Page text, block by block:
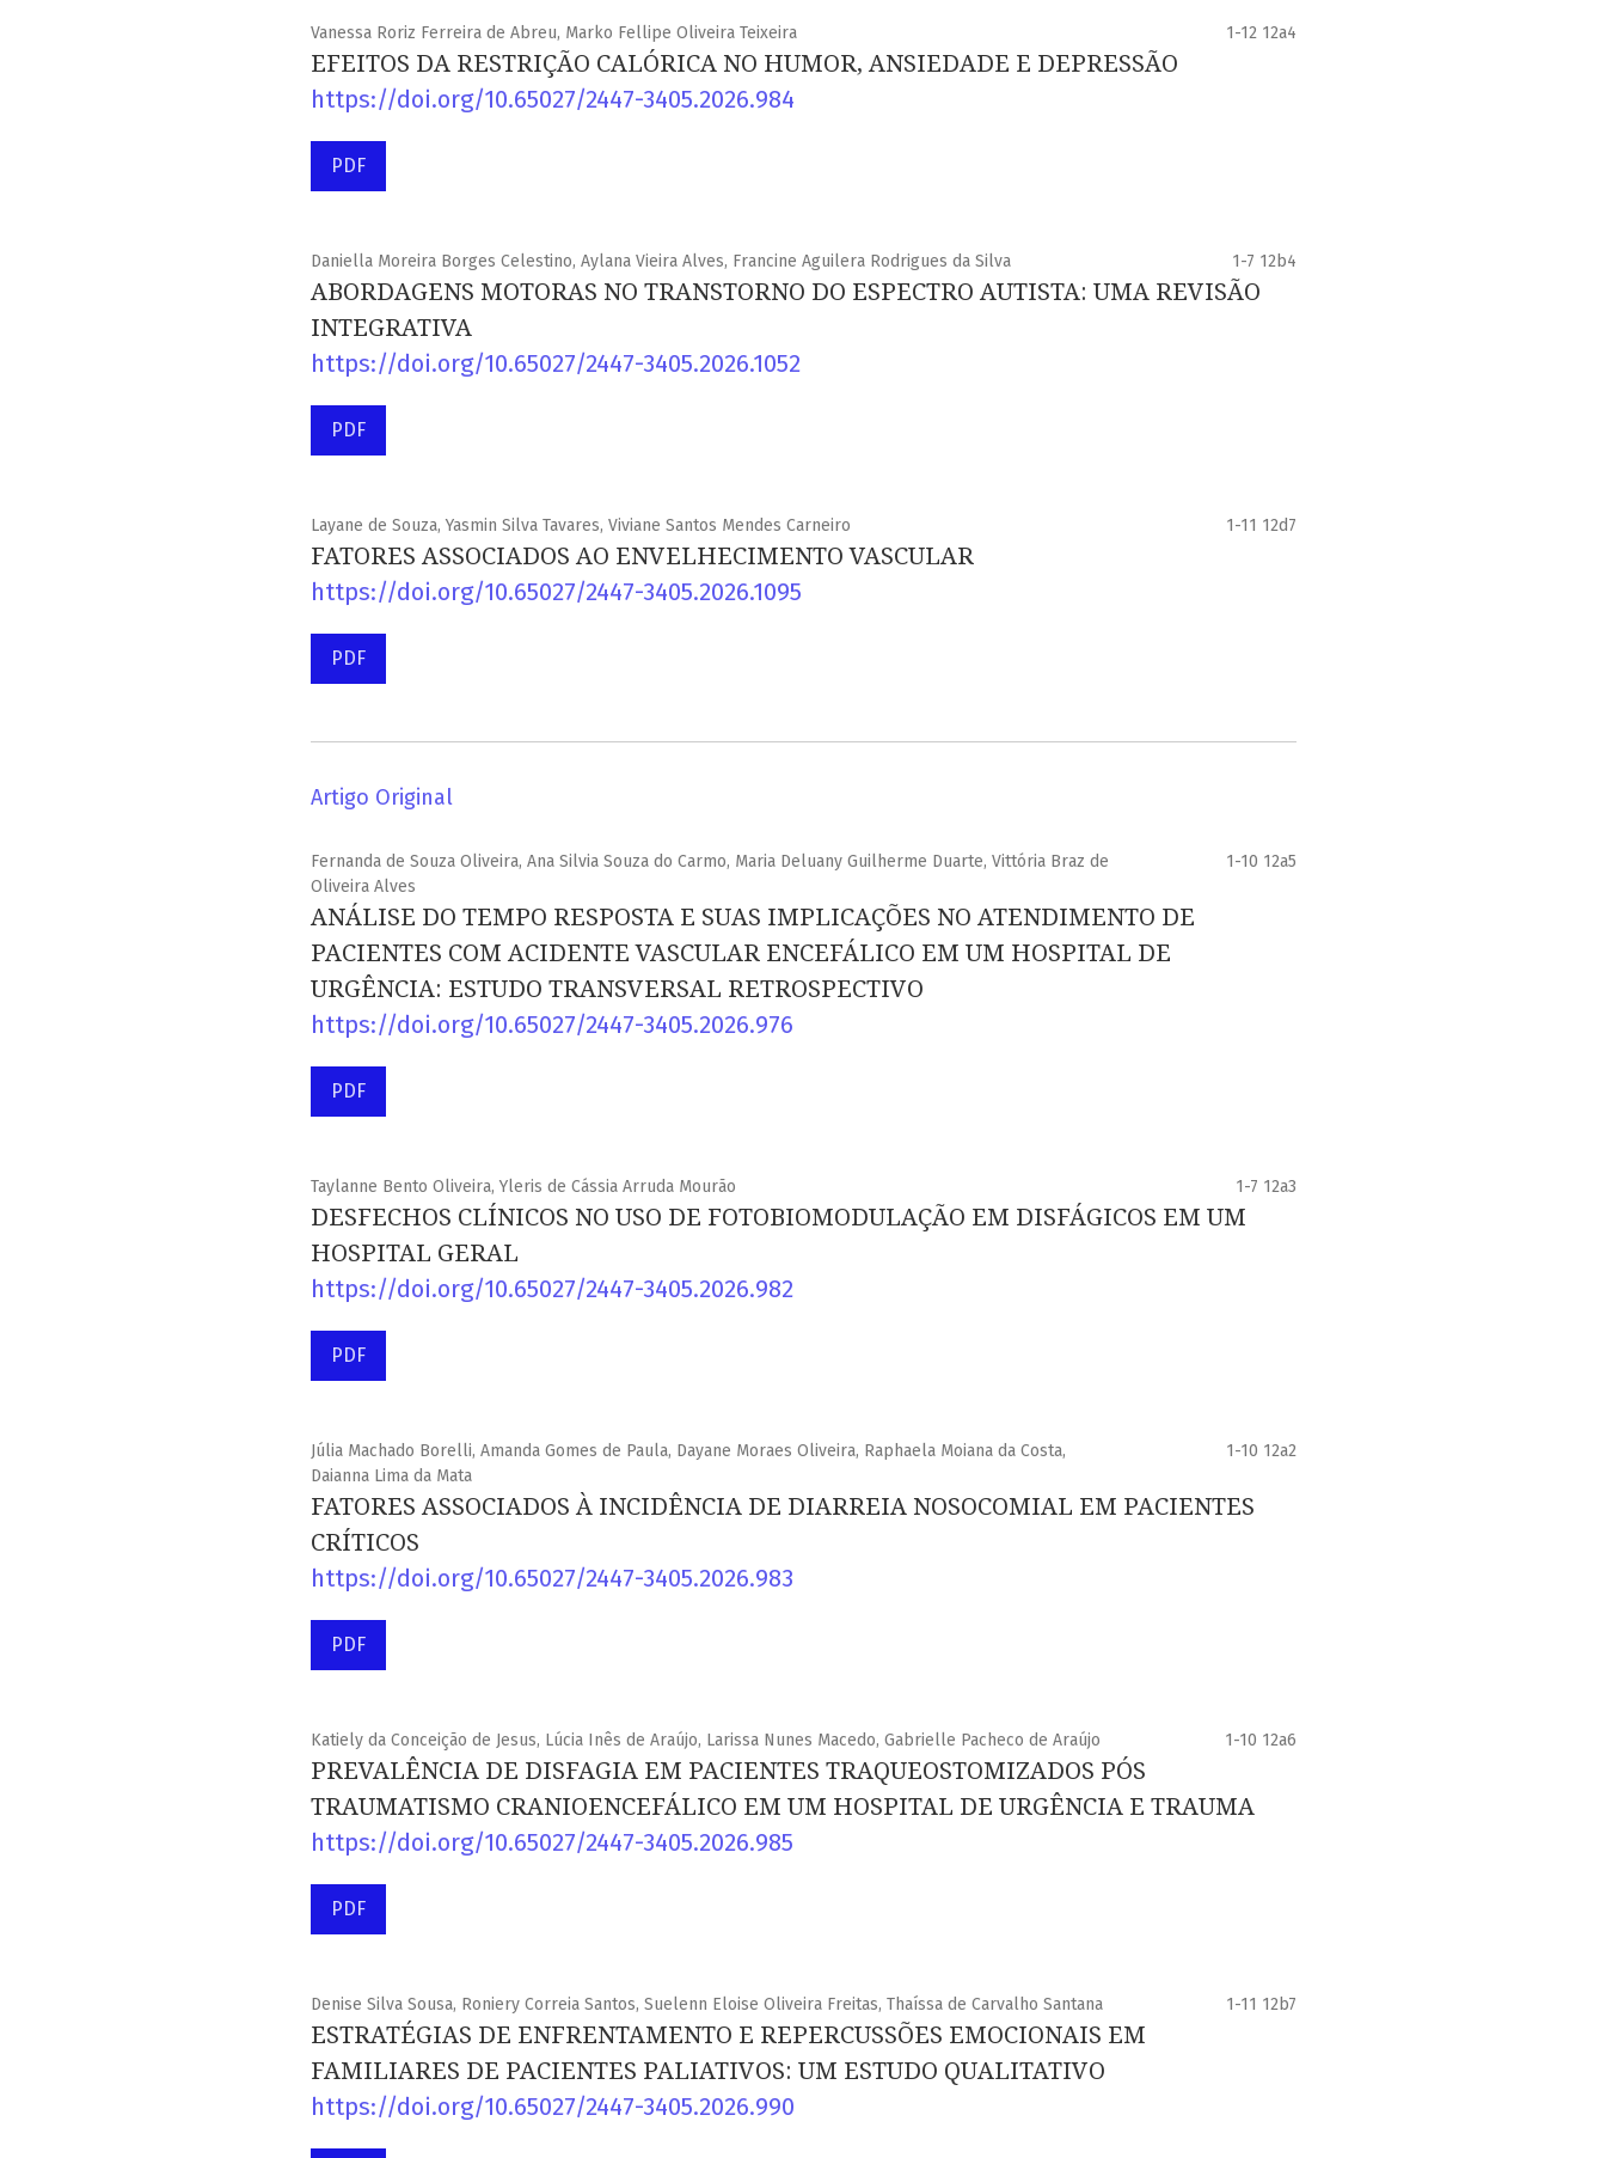
Vanessa Roriz Ferreira de Abreu, Marko Fellipe Oliveira Teixeira 1-12 12a4
EFEITOS DA RESTRIÇÃO CALÓRICA NO HUMOR, ANSIEDADE E DEPRESSÃO
https://doi.org/10.65027/2447-3405.2026.984
PDF
Daniella Moreira Borges Celestino, Aylana Vieira Alves, Francine Aguilera Rodrigues da Silva 1-7 12b4
ABORDAGENS MOTORAS NO TRANSTORNO DO ESPECTRO AUTISTA: UMA REVISÃO
INTEGRATIVA
https://doi.org/10.65027/2447-3405.2026.1052
PDF
Layane de Souza, Yasmin Silva Tavares, Viviane Santos Mendes Carneiro 1-11 12d7
FATORES ASSOCIADOS AO ENVELHECIMENTO VASCULAR
https://doi.org/10.65027/2447-3405.2026.1095
PDF
Artigo Original
Fernanda de Souza Oliveira, Ana Silvia Souza do Carmo, Maria Deluany Guilherme Duarte, Vittória Braz de
Oliveira Alves
1-10 12a5
ANÁLISE DO TEMPO RESPOSTA E SUAS IMPLICAÇÕES NO ATENDIMENTO DE
PACIENTES COM ACIDENTE VASCULAR ENCEFÁLICO EM UM HOSPITAL DE
URGÊNCIA: ESTUDO TRANSVERSAL RETROSPECTIVO
https://doi.org/10.65027/2447-3405.2026.976
PDF
Taylanne Bento Oliveira, Yleris de Cássia Arruda Mourão 1-7 12a3
DESFECHOS CLÍNICOS NO USO DE FOTOBIOMODULAÇÃO EM DISFÁGICOS EM UM
HOSPITAL GERAL
https://doi.org/10.65027/2447-3405.2026.982
PDF
Júlia Machado Borelli, Amanda Gomes de Paula, Dayane Moraes Oliveira, Raphaela Moiana da Costa,
Daianna Lima da Mata
1-10 12a2
FATORES ASSOCIADOS À INCIDÊNCIA DE DIARREIA NOSOCOMIAL EM PACIENTES
CRÍTICOS
https://doi.org/10.65027/2447-3405.2026.983
PDF
Katiely da Conceição de Jesus, Lúcia Inês de Araújo, Larissa Nunes Macedo, Gabrielle Pacheco de Araújo 1-10 12a6
PREVALÊNCIA DE DISFAGIA EM PACIENTES TRAQUEOSTOMIZADOS PÓS
TRAUMATISMO CRANIOENCEFÁLICO EM UM HOSPITAL DE URGÊNCIA E TRAUMA
https://doi.org/10.65027/2447-3405.2026.985
PDF
Denise Silva Sousa, Roniery Correia Santos, Suelenn Eloise Oliveira Freitas, Thaíssa de Carvalho Santana 1-11 12b7
ESTRATÉGIAS DE ENFRENTAMENTO E REPERCUSSÕES EMOCIONAIS EM
FAMILIARES DE PACIENTES PALIATIVOS: UM ESTUDO QUALITATIVO
https://doi.org/10.65027/2447-3405.2026.990